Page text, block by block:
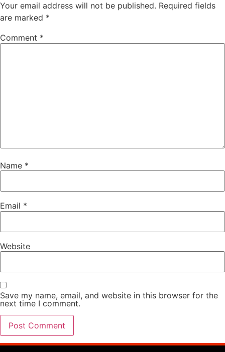
Your email address will not be published. Required fields
are marked *
Comment *
Name *
Email *
Website
Save my name, email, and website in this browser for the
next time I comment.